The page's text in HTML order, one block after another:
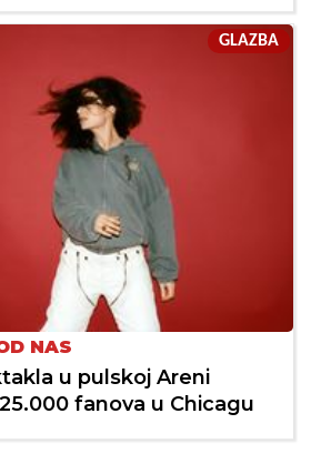
GLAZBA
NAS
u pulskoj Areni
fanova u Chicagu